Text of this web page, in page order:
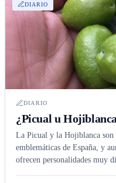
DIARIO
DIARIO
¿Picual u
La Picual y la Hojiblanca son
emblemáticas de España, y
ofrecen personalidades muy